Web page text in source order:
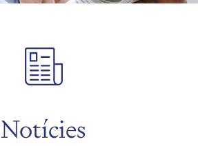
Notícies